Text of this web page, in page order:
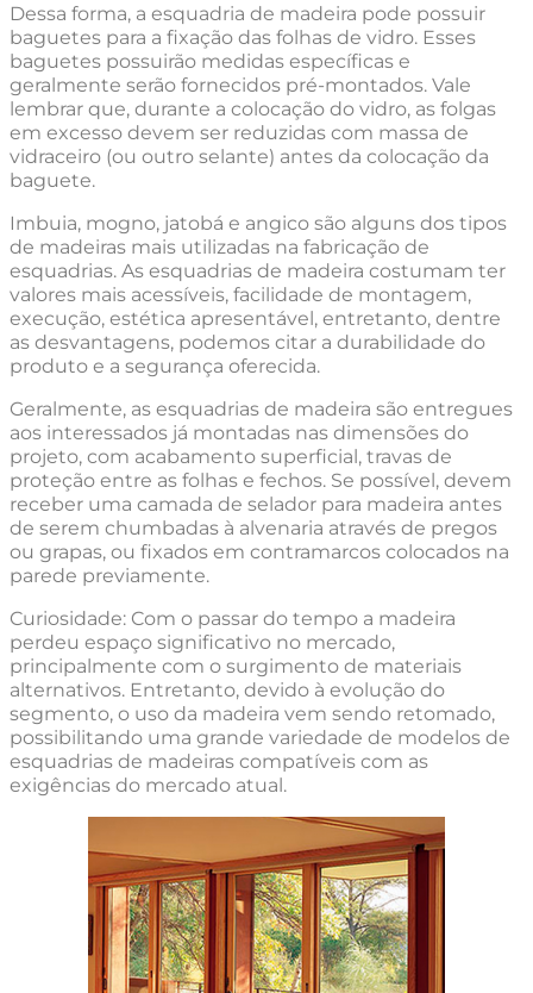
Dessa forma, a esquadria de madeira pode possuir
baguetes para a fixação das folhas de vidro. Esses
baguetes possuirão medidas específicas e
geralmente serão fornecidos pré-montados. Vale
lembrar que, durante a colocação do vidro, as folgas
em excesso devem ser reduzidas com massa de
vidraceiro (ou outro selante) antes da colocação da
baguete.
Imbuia, mogno, jatobá e angico são alguns dos tipos
de madeiras mais utilizadas na fabricação de
esquadrias. As esquadrias de madeira costumam ter
valores mais acessíveis, facilidade de montagem,
execução, estética apresentável, entretanto, dentre
as desvantagens, podemos citar a durabilidade do
produto e a segurança oferecida.
Geralmente, as esquadrias de madeira são entregues
aos interessados já montadas nas dimensões do
projeto, com acabamento superficial, travas de
proteção entre as folhas e fechos. Se possível, devem
receber uma camada de selador para madeira antes
de serem chumbadas à alvenaria através de pregos
ou grapas, ou fixados em contramarcos colocados na
parede previamente.
Curiosidade: Com o passar do tempo a madeira
perdeu espaço significativo no mercado,
principalmente com o surgimento de materiais
alternativos. Entretanto, devido à evolução do
segmento, o uso da madeira vem sendo retomado,
possibilitando uma grande variedade de modelos de
esquadrias de madeiras compatíveis com as
exigências do mercado atual.